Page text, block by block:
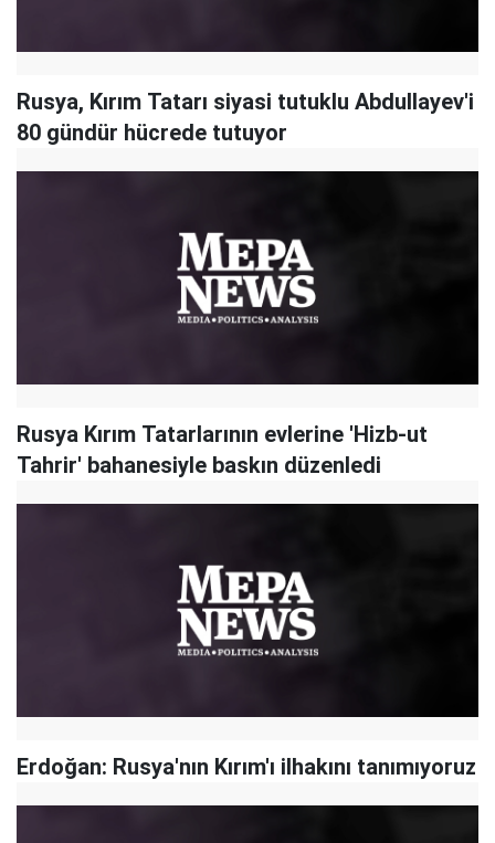
Rusya, Kırım Tatarı siyasi tutuklu Abdullayev'i
80 gündür hücrede tutuyor
Rusya Kırım Tatarlarının evlerine 'Hizb-ut
Tahrir' bahanesiyle baskın düzenledi
Erdoğan: Rusya'nın Kırım'ı ilhakını tanımıyoruz